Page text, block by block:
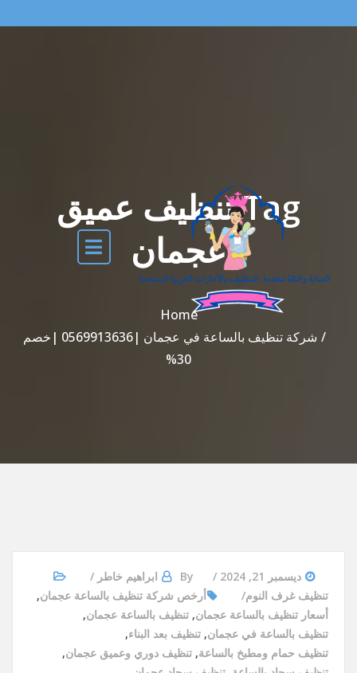
Tag تنظيف عميق
عجمان
Home
شركة تنظيف بالساعة في عجمان |0569913636 |خصم
30%
ديسمبر 21, 2024 By
ابراهيم خاطر
تنظيف غرف النوم
أرخص شركة تنظيف بالساعة عجمان,
أسعار تنظيف بالساعة عجمان, تنظيف بالساعة عجمان,
تنظيف بالساعة في عجمان, تنظيف بعد البناء,
تنظيف حمام ومطبخ بالساعة, تنظيف دوري وعميق عجمان,